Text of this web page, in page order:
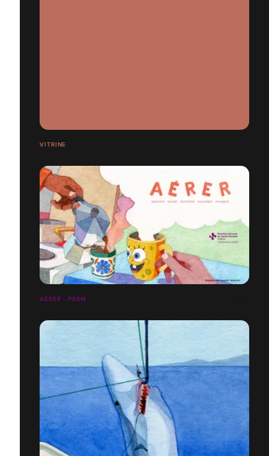
VITRINE
AÉRER - PSSM